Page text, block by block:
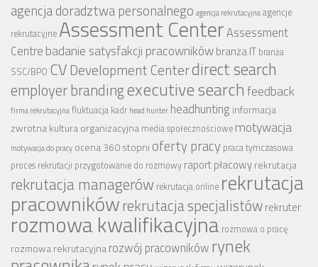
agencja doradztwa personalnego agencja rekrutacyjnaagencje
rekrutacyjne Assessment CenterAssessment
Centre badanie satysfakcji pracownikówbranża IT branża
SSC/BPO CV Development Centerdirect search
employer brandingexecutive searchfeedback
firma rekrutacyjnafluktuacja kadr head hunter headhunting informacja
zwrotnakultura organizacyjna media społecznościowe motywacja
motywacja do pracy ocena 360 stopni oferty pracy praca tymczasowa
proces rekrutacji przygotowanie do rozmowy raport płacowyrekrutacja
rekrutacja managerów rekrutacja online rekrutacja
pracownikówrekrutacja specjalistówrekruter
rozmowa kwalifikacyjna rozmowa o pracę
rozmowa rekrutacyjnarozwój pracowników rynek